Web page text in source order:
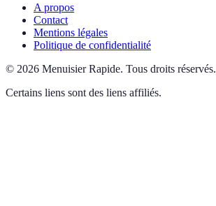
A propos
Contact
Mentions légales
Politique de confidentialité
© 2026 Menuisier Rapide. Tous droits réservés.
Certains liens sont des liens affiliés.